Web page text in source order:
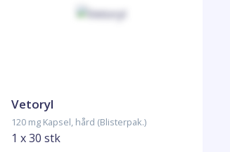
Vetoryl
120 mg Kapsel, hård (Blisterpak.)
1 x 30 stk